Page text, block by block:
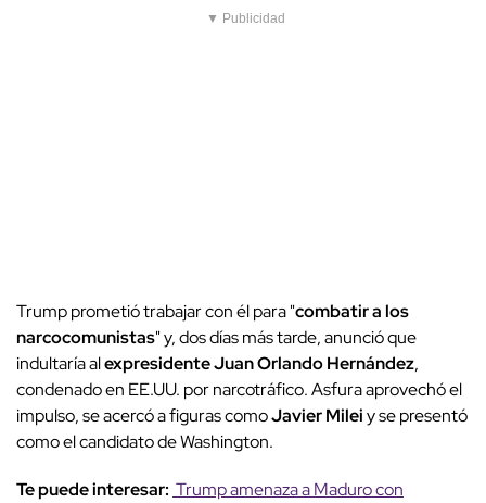
▼ Publicidad
Trump prometió trabajar con él para "combatir a los
narcocomunistas" y, dos días más tarde, anunció que
indultaría alexpresidente Juan Orlando Hernández,
condenado en EE.UU. por narcotráfico. Asfura aprovechó el
impulso, se acercó a figuras comoJavier Mileiy se presentó
como el candidato de Washington.
Te puede interesar: Trump amenaza a Maduro con